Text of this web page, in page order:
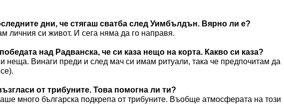
дни, че стягаш сватба след Уимбълдън. Вярно ли е?
личния си живот. И сега няма да го направя.
над Радванска, че си каза нещо на корта. Какво си каза?
неща. Винаги преди и след мач си имам ритуали, така че предпочитам да
от трибуните. Това помогна ли ти?
много българска подкрепа от трибуните. Въобще атмосферата на този